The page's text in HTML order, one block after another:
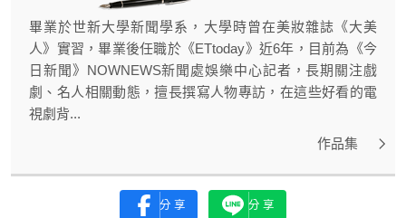
畢業於世新大學新聞學系，大學時曾在美妝雜誌《大美
人》實習，畢業後任職於《ETtoday》近6年，目前為《今
日新聞》NOWNEWS新聞處娛樂中心記者，長期關注戲
劇、名人相關動態，擅長撰寫人物專訪，在這些好看的電
視劇背...
作品集
分享 分享